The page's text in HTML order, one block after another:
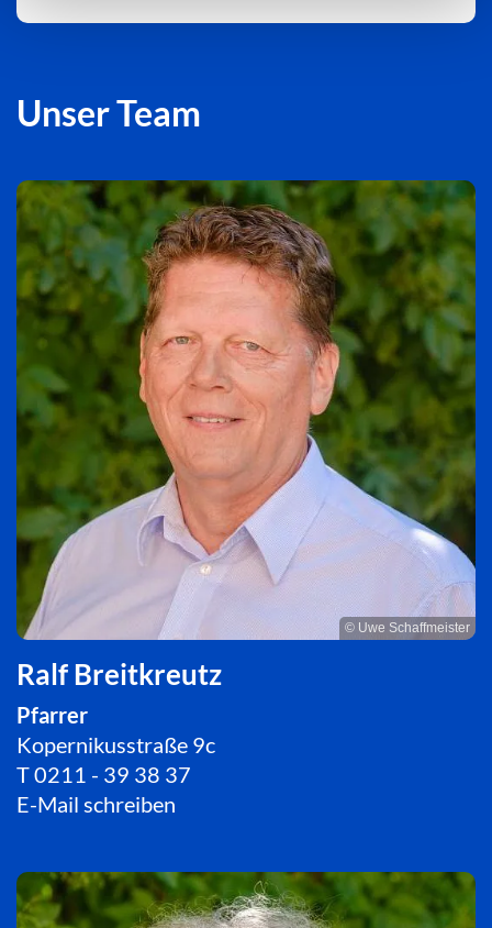
Unser Team
© Uwe Schaffmeister
Ralf Breitkreutz
Pfarrer
Kopernikusstraße 9c
T0211 - 39 38 37
E-Mail schreiben